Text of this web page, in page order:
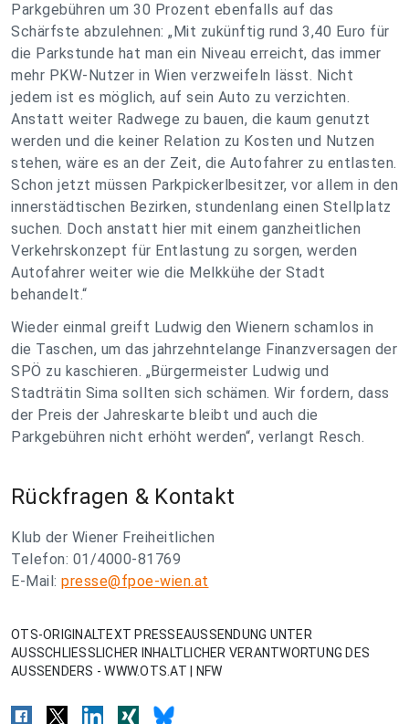
Parkgebühren um 30 Prozent ebenfalls auf das
Schärfste abzulehnen: „Mit zukünftig rund 3,40 Euro für
die Parkstunde hat man ein Niveau erreicht, das immer
mehr PKW-Nutzer in Wien verzweifeln lässt. Nicht
jedem ist es möglich, auf sein Auto zu verzichten.
Anstatt weiter Radwege zu bauen, die kaum genutzt
werden und die keiner Relation zu Kosten und Nutzen
stehen, wäre es an der Zeit, die Autofahrer zu entlasten.
Schon jetzt müssen Parkpickerlbesitzer, vor allem in den
innerstädtischen Bezirken, stundenlang einen Stellplatz
suchen. Doch anstatt hier mit einem ganzheitlichen
Verkehrskonzept für Entlastung zu sorgen, werden
Autofahrer weiter wie die Melkkühe der Stadt
behandelt.“
Wieder einmal greift Ludwig den Wienern schamlos in
die Taschen, um das jahrzehntelange Finanzversagen der
SPÖ zu kaschieren. „Bürgermeister Ludwig und
Stadträtin Sima sollten sich schämen. Wir fordern, dass
der Preis der Jahreskarte bleibt und auch die
Parkgebühren nicht erhöht werden“, verlangt Resch.
Rückfragen & Kontakt
Klub der Wiener Freiheitlichen
Telefon: 01/4000-81769
E-Mail: presse@fpoe-wien.at
OTS-ORIGINALTEXT PRESSEAUSSENDUNG UNTER
AUSSCHLIESSLICHER INHALTLICHER VERANTWORTUNG DES
AUSSENDERS - WWW.OTS.AT | NFW